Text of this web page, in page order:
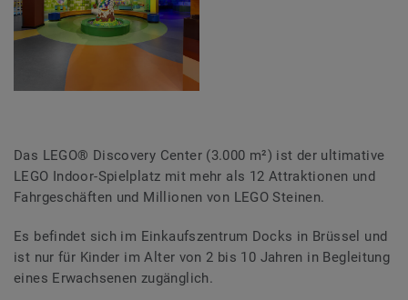
Das LEGO® Discovery Center (3.000 m²) ist der ultimative
LEGO Indoor-Spielplatz mit mehr als 12 Attraktionen und
Fahrgeschäften und Millionen von LEGO Steinen.
Es befindet sich im Einkaufszentrum Docks in Brüssel und
ist nur für Kinder im Alter von 2 bis 10 Jahren in Begleitung
eines Erwachsenen zugänglich.